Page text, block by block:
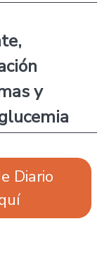
y
Diario